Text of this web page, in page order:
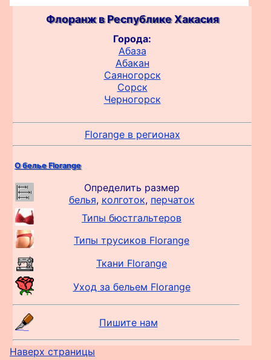
Флоранж в Республике Хакасия
Города:
Абаза
Абакан
Саяногорск
Сорск
Черногорск
Florange в регионах
О белье Florange
Определить размер
белья, колготок, перчаток
Типы бюстгальтеров
Типы трусиков Florange
Ткани Florange
Уход за бельем Florange
Пишите нам
Наверх страницы